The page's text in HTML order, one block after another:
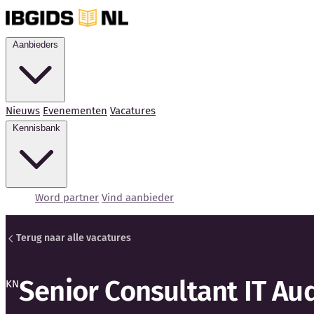
Nieuws Evenementen Vacatures
Word partner Vind aanbieder
Terug naar alle vacatures
KNSenior Consultant IT